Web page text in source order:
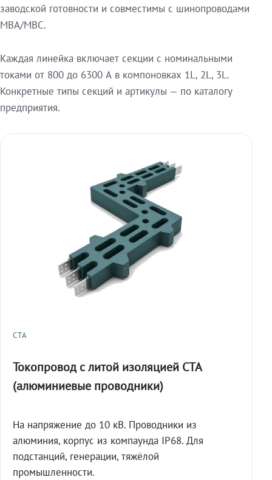
заводской готовности и совместимы с шинопроводами
МВА/МВС.
Каждая линейка включает секции с номинальными
токами от 800 до 6300 А в компоновках 1L, 2L, 3L.
Конкретные типы секций и артикулы — по каталогу
предприятия.
СТА
Токопровод с литой изоляцией СТА
(алюминиевые проводники)
На напряжение до 10 кВ. Проводники из
алюминия, корпус из компаунда IP68. Для
подстанций, генерации, тяжёлой
промышленности.